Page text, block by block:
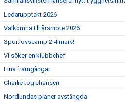
Ledarupptakt 2026
Välkomna till årsmöte 2026
Sportlovscamp 2-4 mars!
Vi söker en klubbchef!
Fina framgångar
Charlie tog chansen
Nordlundas planer avstängda